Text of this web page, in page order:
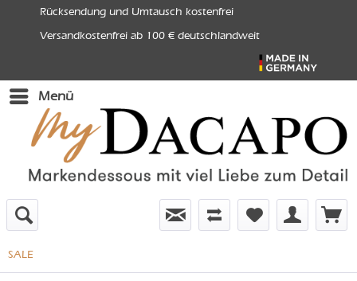
Rücksendung und Umtausch kostenfrei
Versandkostenfrei ab 100 € deutschlandweit
Menü
SALE